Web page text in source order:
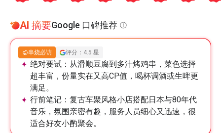
AI 摘要Google 口碑推荐
串烧必访 评分：4.5 星
绝对要试： 从滑顺豆腐到多汁烤鸡串，菜色选择
超丰富，份量实在又高CP值，喝杯调酒或生啤更
满足。
行前笔记： 复古车聚风格小店搭配日本与80年代
音乐，氛围亲密有趣，服务人员细心又迅速，很
适合好友小酌聚会。